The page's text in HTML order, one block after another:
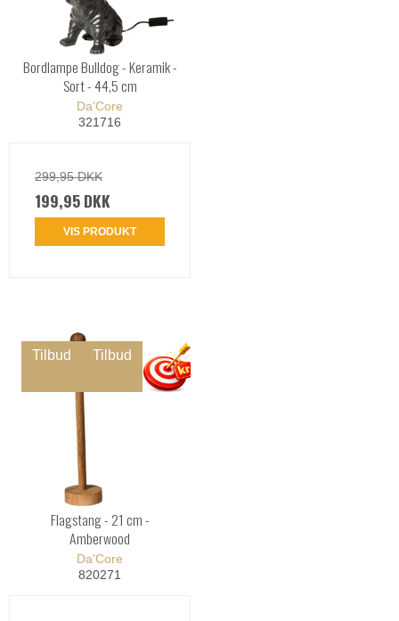
Bordlampe Bulldog - Keramik -
Sort - 44,5 cm
Da'Core
321716
299,95 DKK
199,95 DKK
VIS PRODUKT
Tilbud Tilbud
Flagstang - 21 cm -
Amberwood
Da'Core
820271